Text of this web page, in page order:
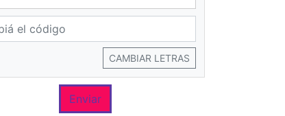
CAMBIAR LETRAS